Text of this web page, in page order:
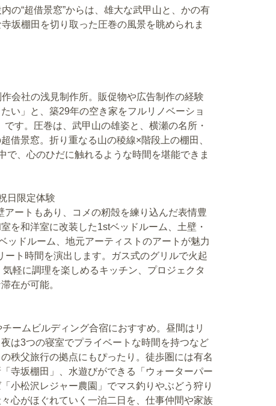
の“超借景窓”からは、雄大な武甲山と、かの有
坂棚田を切り取った圧巻の風景を眺められま
会社の浅見制作所。販促物や広告制作の経験
い」と、築29年の空き家をフルリノベーショ
す。圧巻は、武甲山の雄姿と、横瀬の名所・
借景窓。折り重なる山の稜線×階段上の棚田、
で、心のひだに触れるような時間を堪能できま
日限定体験
ートもあり、コメの籾殻を練り込んだ表情豊
を和洋室に改装した1stベッドルーム、土壁・
ッドルーム、地元アーティストのアートが魅力
ト時間を演出します。ガス式のグリルで火起
軽に調理を楽しめるキッチン、プロジェクタ
在が可能。
ームビルディング合宿におすすめ。昼間はリ
は3つの寝室でプライベートな時間を持つなど
秩父旅行の拠点にもぴったり。徒歩圏には有名
寺坂棚田」、水遊びができる「ウォーターパー
小松沢レジャー農園」でマス釣りやぶどう狩り
心がほぐれていく一泊二日を、仕事仲間や家族